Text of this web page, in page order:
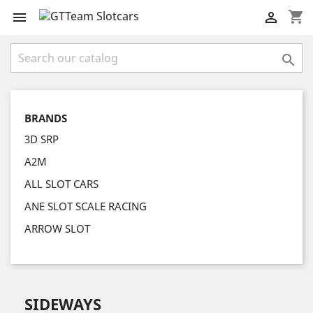
 shopping_cart


BRANDS
3D SRP
A2M
ALL SLOT CARS
ANE SLOT SCALE RACING
ARROW SLOT
SIDEWAYS